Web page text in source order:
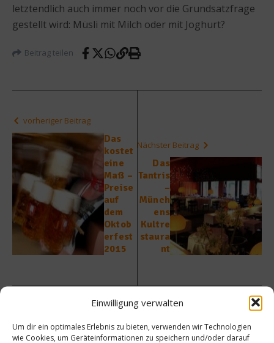
Einwilligung verwalten
Um dir ein optimales Erlebnis zu bieten, verwenden wir Technologien
wie Cookies, um Geräteinformationen zu speichern und/oder darauf
letztendlich auch immer noch vor die Grundsatzfrage
gestellt wird: Müsli mit Milch oder mit Joghurt?
Beitrag teilen
vorheriger Beitrag
Das
kostet
eine
Maß –
Preise
auf
dem
Oktob
erfest
2015
Nächster Beitrag
Das
Tantris
–
Münch
ens
Kultre
staura
nt
Ähnliche Beiträge